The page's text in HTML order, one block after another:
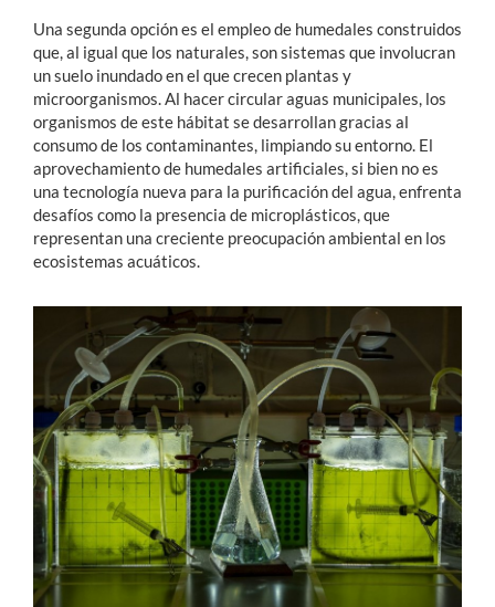
Una segunda opción es el empleo de humedales construidos
que, al igual que los naturales, son sistemas que involucran
un suelo inundado en el que crecen plantas y
microorganismos. Al hacer circular aguas municipales, los
organismos de este hábitat se desarrollan gracias al
consumo de los contaminantes, limpiando su entorno. El
aprovechamiento de humedales artificiales, si bien no es
una tecnología nueva para la purificación del agua, enfrenta
desafíos como la presencia de microplásticos, que
representan una creciente preocupación ambiental en los
ecosistemas acuáticos.